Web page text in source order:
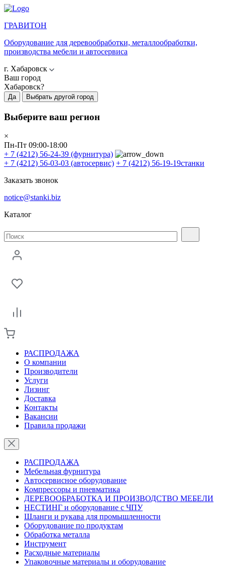
ГРАВИТОН
Оборудование для деревообработки, металлообработки,
производства мебели и автосервиса
г. Хабаровск
Ваш город
Хабаровск?
Да Выбрать другой город
Выберите ваш регион
×
Пн-Пт 09:00-18:00
+ 7 (4212) 56-24-39 (фурнитура)
+ 7 (4212) 56-03-03 (автосервис) + 7 (4212) 56-19-19станки
Заказать звонок
notice@stanki.biz
Каталог
РАСПРОДАЖА
О компании
Производители
Услуги
Лизинг
Доставка
Контакты
Вакансии
Правила продажи
РАСПРОДАЖА
Мебельная фурнитура
Автосервисное оборудование
Компрессоры и пневматика
ДЕРЕВООБРАБОТКА И ПРОИЗВОДСТВО МЕБЕЛИ
НЕСТИНГ и оборудование с ЧПУ
Шланги и рукава для промышленности
Оборудование по продуктам
Обработка металла
Инструмент
Расходные материалы
Упаковочные материалы и оборудование